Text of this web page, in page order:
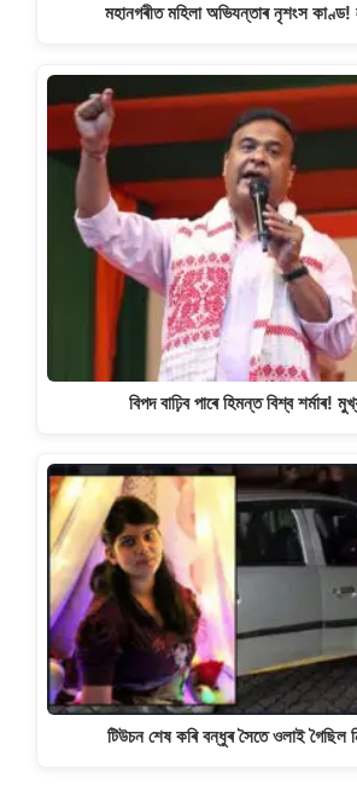
মহানগৰীত মহিলা অভিযন্তাৰ নৃশংস কাণ্ড!
বিপদ বাঢ়িব পাৰে হিমন্ত বিশ্ব শৰ্মাৰ!
টিউচন শেষ কৰি বন্ধুৰ সৈতে ওলাই গৈছিল